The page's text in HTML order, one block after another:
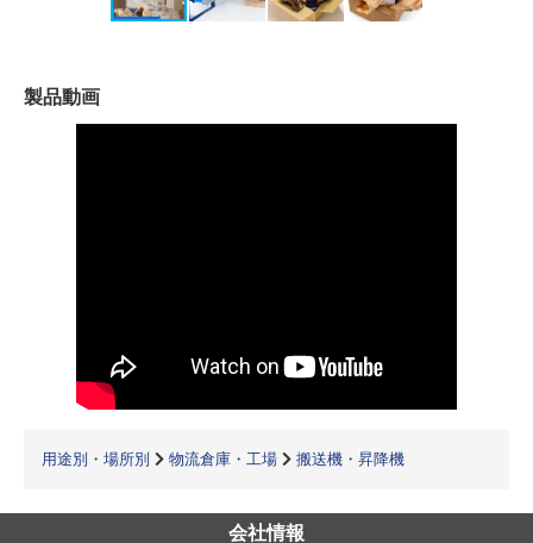
製品動画
用途別・場所別 物流倉庫・工場 搬送機・昇降機
会社情報